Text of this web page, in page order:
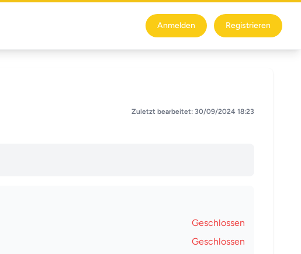
Anmelden Registrieren
Zuletzt bearbeitet: 30/09/2024 18:23
Geschlossen
Geschlossen